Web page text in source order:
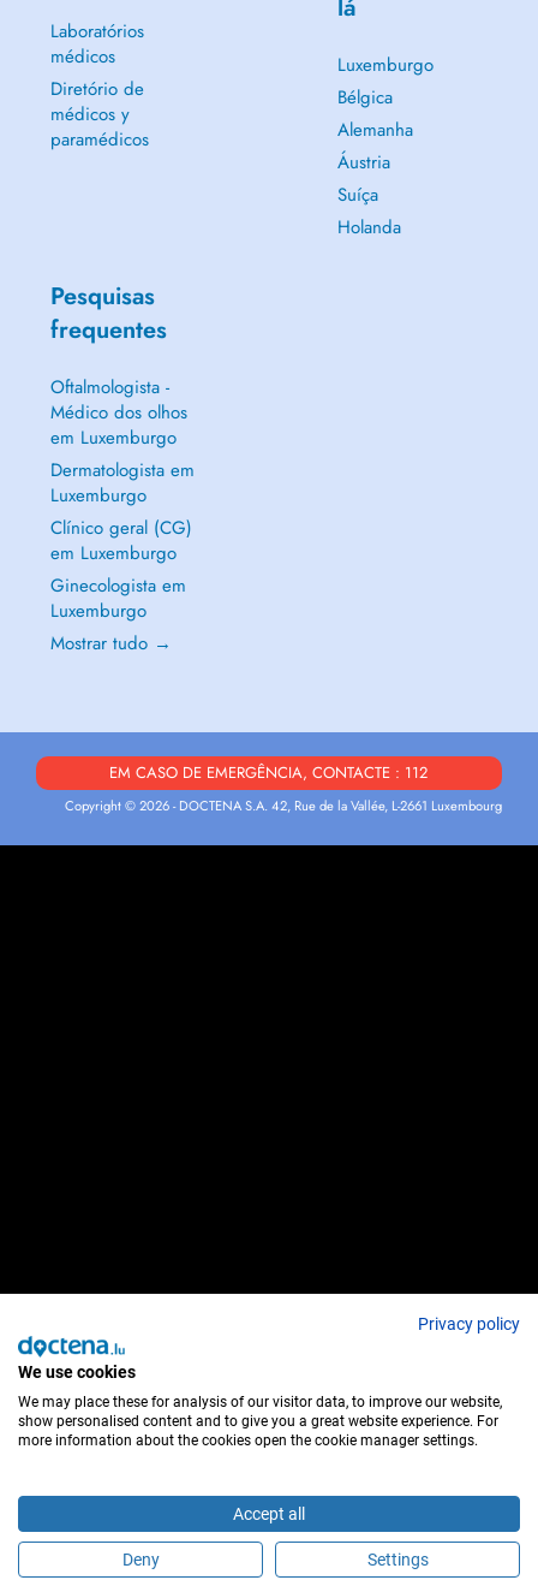
É este profissional de saúde?
Laboratórios
médicos
Diretório de
médicos y
paramédicos
lá
Luxemburgo
Bélgica
Alemanha
Áustria
Suíça
Holanda
Pesquisas
frequentes
Oftalmologista -
Médico dos olhos
em Luxemburgo
Dermatologista em
Luxemburgo
Clínico geral (CG)
em Luxemburgo
Ginecologista em
Luxemburgo
Mostrar tudo →
EM CASO DE EMERGÊNCIA, CONTACTE : 112
Copyright © 2026 - DOCTENA S.A. 42, Rue de la Vallée, L-2661 Luxembourg
Privacy policy
We use cookies
We may place these for analysis of our visitor data, to improve our website,
show personalised content and to give you a great website experience. For
more information about the cookies open the cookie manager settings.
Accept all
Deny Settings